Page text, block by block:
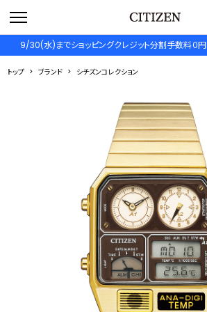
9/30(水)までショッピングクレジット分割手数料０円
トップ ブランド シチズンコレクション